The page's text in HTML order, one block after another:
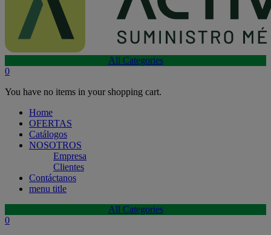
All Categories
0
You have no items in your shopping cart.
Home
OFERTAS
Catálogos
NOSOTROS
Empresa
Clientes
Contáctanos
menu title
All Categories
0